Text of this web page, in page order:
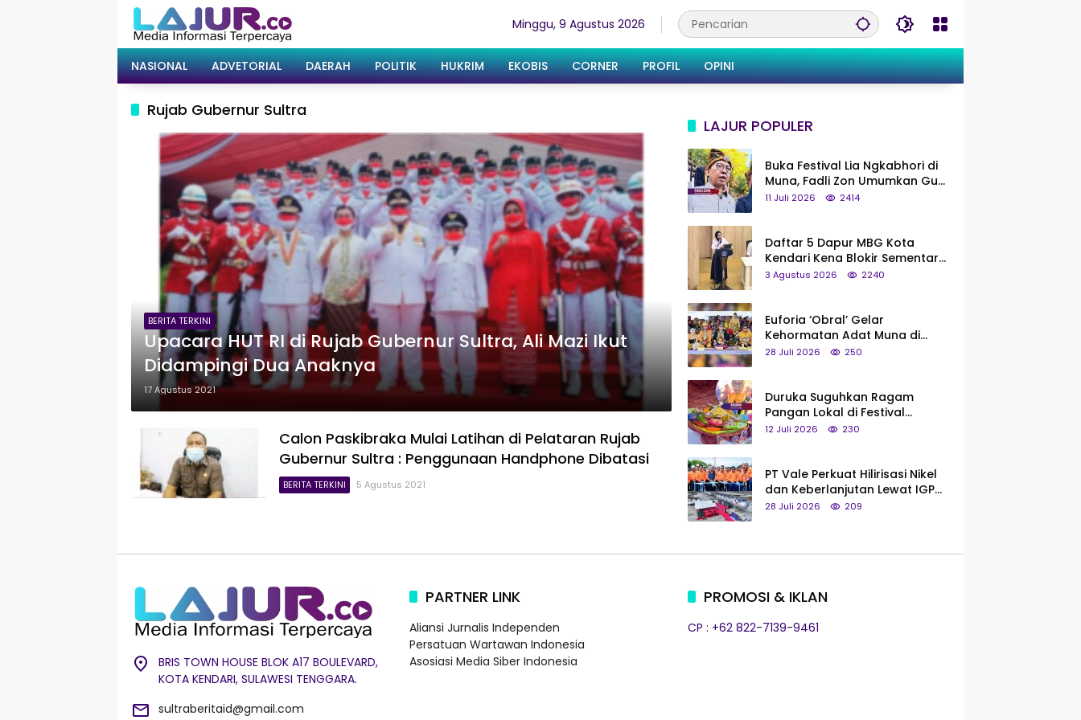
Minggu, 9 Agustus 2026
NASIONAL ADVETORIAL DAERAH POLITIK HUKRIM EKOBIS CORNER PROFIL OPINI
Rujab Gubernur Sultra
BERITA TERKINI
Upacara HUT RI di Rujab Gubernur Sultra, Ali Mazi Ikut
Didampingi Dua Anaknya
17 Agustus 2021
Calon Paskibraka Mulai Latihan di Pelataran Rujab
Gubernur Sultra : Penggunaan Handphone Dibatasi
BERITA TERKINI 5 Agustus 2021
LAJUR POPULER
Buka Festival Lia Ngkabhori di
Muna, Fadli Zon Umumkan Gua
Metanduno Segera Naik Status
11 Juli 2026 2414
Daftar 5 Dapur MBG Kota
Kendari Kena Blokir Sementara
dari Pusat
3 Agustus 2026 2240
Euforia ‘Obral’ Gelar
Kehormatan Adat Muna di
Silaturahmi KKMM, Ridwan Bae:
28 Juli 2026 250
Duruka Suguhkan Ragam
Pangan Lokal di Festival
Liangkobhori, Dari Umbi Rebus
12 Juli 2026 230
PT Vale Perkuat Hilirisasi Nikel
dan Keberlanjutan Lewat IGP
Morowali
28 Juli 2026 209
BRIS TOWN HOUSE BLOK A17 BOULEVARD,
KOTA KENDARI, SULAWESI TENGGARA.
sultraberitaid@gmail.com
PARTNER LINK
Aliansi Jurnalis Independen
Persatuan Wartawan Indonesia
Asosiasi Media Siber Indonesia
PROMOSI & IKLAN
CP : +62 822-7139-9461